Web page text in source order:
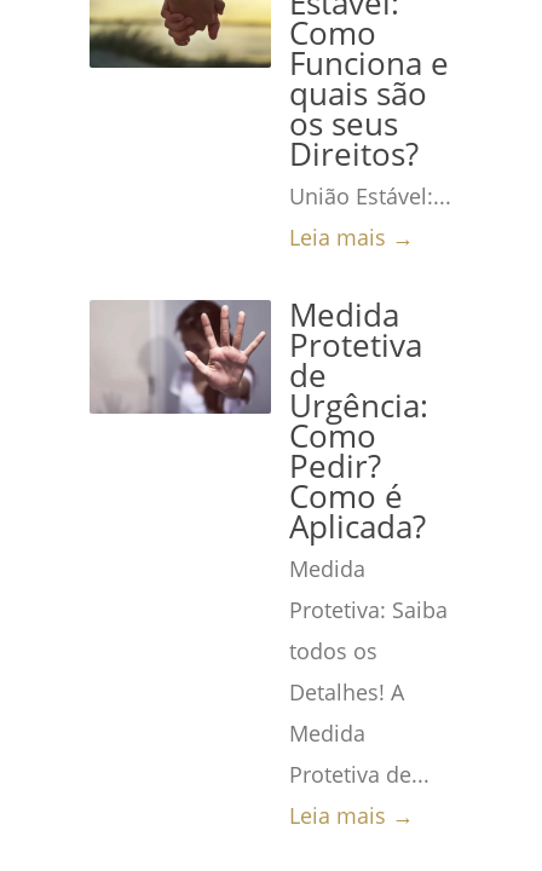
Como
Funciona e
quais são
os seus
Direitos?
União Estável:...
Leia mais →
Medida
Protetiva
de
Urgência:
Como
Pedir?
Como é
Aplicada?
Medida
Protetiva: Saiba
todos os
Detalhes! A
Medida
Protetiva de...
Leia mais →